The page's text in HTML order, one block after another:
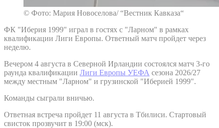
© Фото: Мария Новоселова/ “Вестник Кавказа“
ФК "Иберия 1999" играл в гостях с "Ларном" в рамках
квалификации Лиги Европы. Ответный матч пройдет через
неделю.
Вечером 4 августа в Северной Ирландии состоялся матч 3-го
раунда квалификации Лиги Европы УЕФА сезона 2026/27
между местным "Ларном" и грузинской "Иберией 1999".
Команды сыграли вничью.
Ответная встреча пройдет 11 августа в Тбилиси. Стартовый
свисток прозвучит в 19:00 (мск).